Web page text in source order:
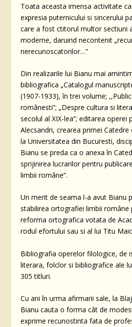
Toata aceasta imensa activitate
expresia puternicului si sincerului
care a fost ctitorul multor sectiuni
moderne, daruind necontenit
nerecunoscatorilor…”
Din realizarile lui Bianu mai
bibliografica „Catalogul
(1907-1933), în trei volume;
românesti”; „Despre cultura si
secolul al XIX-lea”; editarea operei
Alecsandri, crearea primei
la Universitatea din Bucuresti,
Bianu se preda ca o anexa în
sprijinirea lucrarilor pentru
limbii române”.
Un merit de seama l-a avut Bianu
stabilirea ortografiei limbii române
reforma ortografica votata de
rodul efortului sau si al lui Titu
Bibliografia operelor filologice, de
literara, folclor si bibliografice ale
305 titluri.
Cu ani în urma afirmarii sale, la
Bianu cauta o forma cât de
exprime recunostinta fata de